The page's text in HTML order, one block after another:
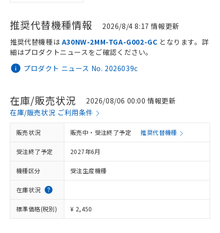
推奨代替機種情報 2026/8/4 8:17 情報更新
プロダクト ニュース No. 2026039c
推奨代替機種は A30NW-2MM-TGA-G002-GC となります。詳
細はプロダクトニュースをご確認ください。
在庫/販売状況
2026/08/06 00:00 情報更新
在庫/販売状況 ご利用条件
販売状況 販売中・受注終了予定 推奨代替機種
受注終了予定 2027年6月
機種区分 受注生産機種
在庫状況
標準価格(税別) ¥ 2,450